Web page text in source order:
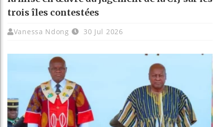
trois îles contestées
Vanessa Ndong 30 Jul 2026